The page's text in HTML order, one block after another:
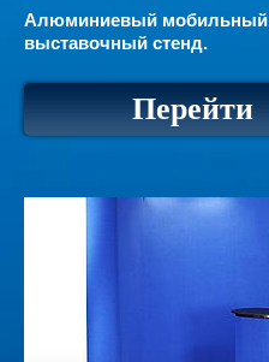
Алюминиевый мобильный
выставочный стенд.
Перейти